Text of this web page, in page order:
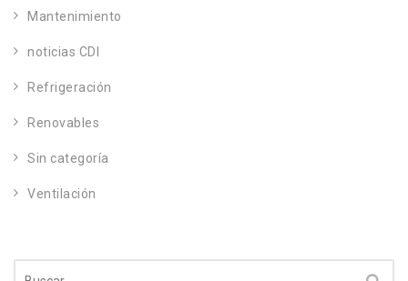
Mantenimiento
noticias CDI
Refrigeración
Renovables
Sin categoría
Ventilación